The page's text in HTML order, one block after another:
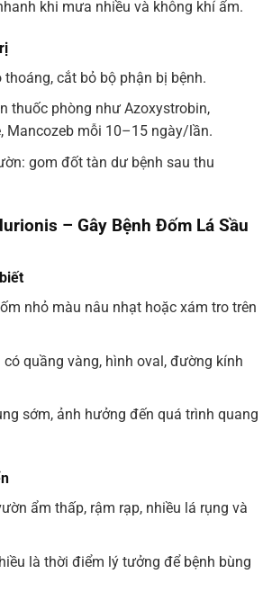
khi mưa nhiều và không khí ẩm.
cắt bỏ bộ phận bị bệnh.
thuốc phòng như Azoxystrobin,
Mancozeb mỗi 10–15 ngày/lần.
gom đốt tàn dư bệnh sau thu
– Gây Bệnh Đốm Lá Sầu
nhỏ màu nâu nhạt hoặc xám tro trên
có quầng vàng, hình oval, đường kính
sớm, ảnh hưởng đến quá trình quang
ẩm thấp, rậm rạp, nhiều lá rụng và
là thời điểm lý tưởng để bệnh bùng